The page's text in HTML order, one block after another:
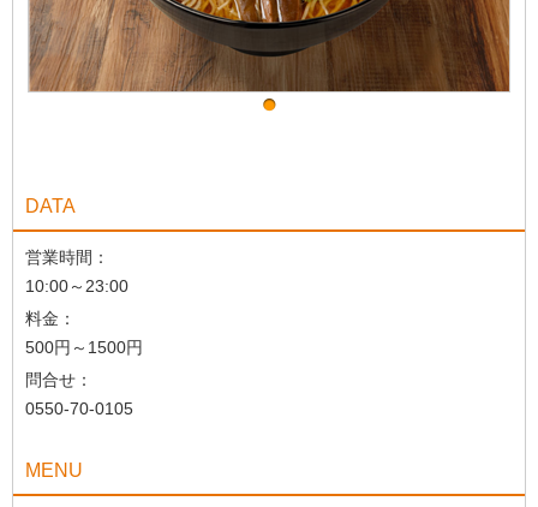
DATA
営業時間：
10:00～23:00
料金：
500円～1500円
問合せ：
0550-70-0105
MENU